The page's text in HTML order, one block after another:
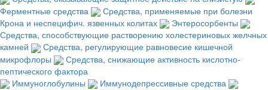
Ферментные средства
Средства, применяемые при болезни
Крона и неспецифич. язвенных колитах
Энтеросорбенты
Средства, способствующие растворению холестериновых желчных
камней
Средства, регулирующие равновесие кишечной
микрофлоры
Средства, снижающие активность кислотно-
пептического фактора
Иммуноглобулины
Иммунодепрессивные средства